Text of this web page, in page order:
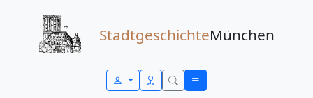
StadtgeschichteMünchen